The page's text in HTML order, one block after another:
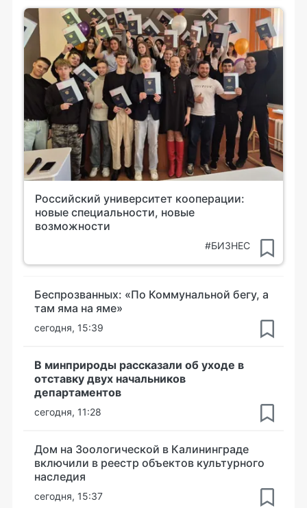
Российский университет кооперации:
новые специальности, новые
возможности
#БИЗНЕС
Беспрозванных: «По Коммунальной бегу, а
там яма на яме»
сегодня, 15:39
В минприроды рассказали об уходе в
отставку двух начальников
департаментов
сегодня, 11:28
Дом на Зоологической в Калининграде
включили в реестр объектов культурного
наследия
сегодня, 15:37